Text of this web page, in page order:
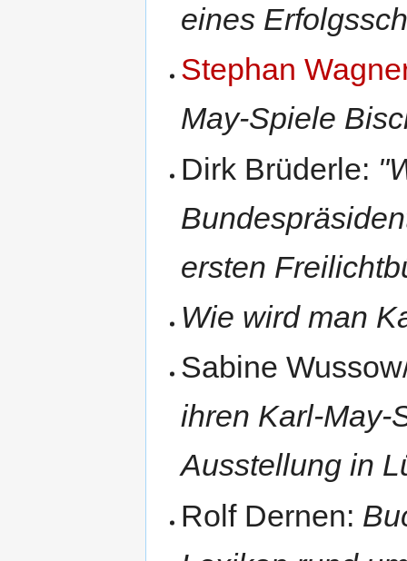
eines
Stephan
May-Spiele
Dirk Brüderle:
ersten
Wie wird man
Sabine
ihren Karl-May-
Ausstellung in
Rolf Dernen: